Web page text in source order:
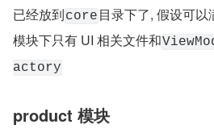
已经放到core 目录下了, 假设可
模块下只有 UI 相关文件和
actory
product 模块